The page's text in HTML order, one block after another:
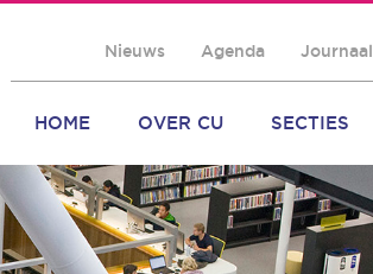
Nieuws Agenda Journaal
HOME OVER CU SECTIES